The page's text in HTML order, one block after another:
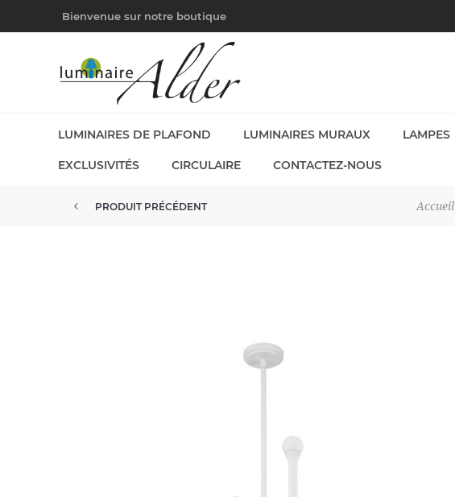
Bienvenue sur notre boutique
LUMINAIRES DE PLAFOND LUMINAIRES MURAUX LAMPES
EXCLUSIVITÉS CIRCULAIRE CONTACTEZ-NOUS
Accueil
PRODUIT PRÉCÉDENT